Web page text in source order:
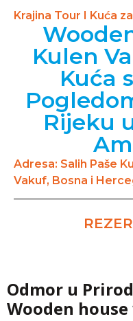
Krajina Tour I Kuća
Kulen
Kuća
Rijeku
Adresa: Salih Paše
Vakuf, Bosna i
Odmor u
Wooden